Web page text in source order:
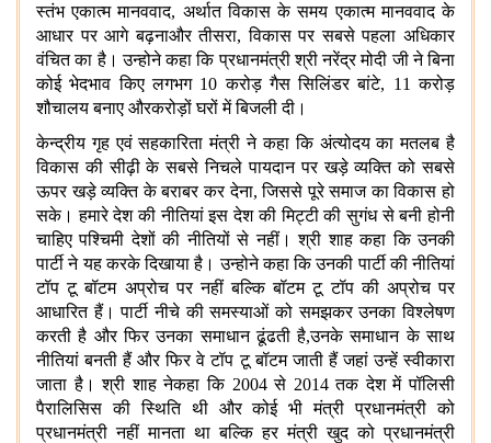
स्तंभ एकात्म मानववाद, अर्थात विकास के समय एकात्म मानववाद के
आधार पर आगे बढ़नाऔर तीसरा, विकास पर सबसे पहला अधिकार
वंचित का है। उन्होने कहा कि प्रधानमंत्री श्री नरेंद्र मोदी जी ने बिना
कोई भेदभाव किए लगभग 10 करोड़ गैस सिलिंडर बांटे, 11 करोड़
शौचालय बनाए औरकरोड़ों घरों में बिजली दी।
केन्द्रीय गृह एवं सहकारिता मंत्री ने कहा कि अंत्योदय का मतलब है
विकास की सीढ़ी के सबसे निचले पायदान पर खड़े व्यक्ति को सबसे
ऊपर खड़े व्यक्ति के बराबर कर देना, जिससे पूरे समाज का विकास हो
सके। हमारे देश की नीतियां इस देश की मिट्टी की सुगंध से बनी होनी
चाहिए पश्चिमी देशों की नीतियों से नहीं। श्री शाह कहा कि उनकी
पार्टी ने यह करके दिखाया है। उन्होने कहा कि उनकी पार्टी की नीतियां
टॉप टू बॉटम अप्रोच पर नहीं बल्कि बॉटम टू टॉप की अप्रोच पर
आधारित हैं। पार्टी नीचे की समस्याओं को समझकर उनका विश्लेषण
करती है और फिर उनका समाधान ढूंढती है,उनके समाधान के साथ
नीतियां बनती हैं और फिर वे टॉप टू बॉटम जाती हैं जहां उन्हें स्वीकारा
जाता है। श्री शाह नेकहा कि 2004 से 2014 तक देश में पॉलिसी
पैरालिसिस की स्थिति थी और कोई भी मंत्री प्रधानमंत्री को
प्रधानमंत्री नहीं मानता था बल्कि हर मंत्री खुद को प्रधानमंत्री